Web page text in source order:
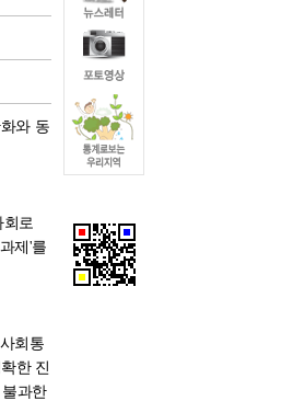
와 동
회로
제'를
회통
한 진
과한